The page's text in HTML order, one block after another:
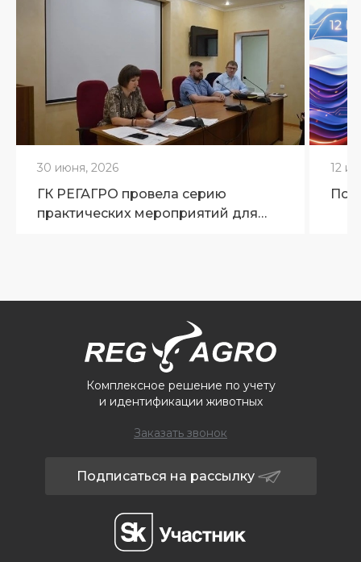
30 июня, 2026
ГК РЕГАГРО провела серию
практических мероприятий для
12
Комплексное решение по учету
и идентификации животных
Заказать звонок
Подписаться на рассылку